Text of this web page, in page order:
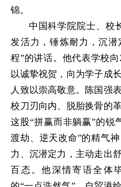
锦。
中国科学院院士、校
发活力，锤炼耐力，沉
程”的讲话。他代表学校
以诚挚祝贺，向为学子成
人致以崇高敬意。陈国强
校刀刃向内、脱胎换骨的
这股“拼赢而非躺赢”的锐
渡劫、逆天改命”的精气
力、沉潜定力，主动走出
百态。他深情寄语全体